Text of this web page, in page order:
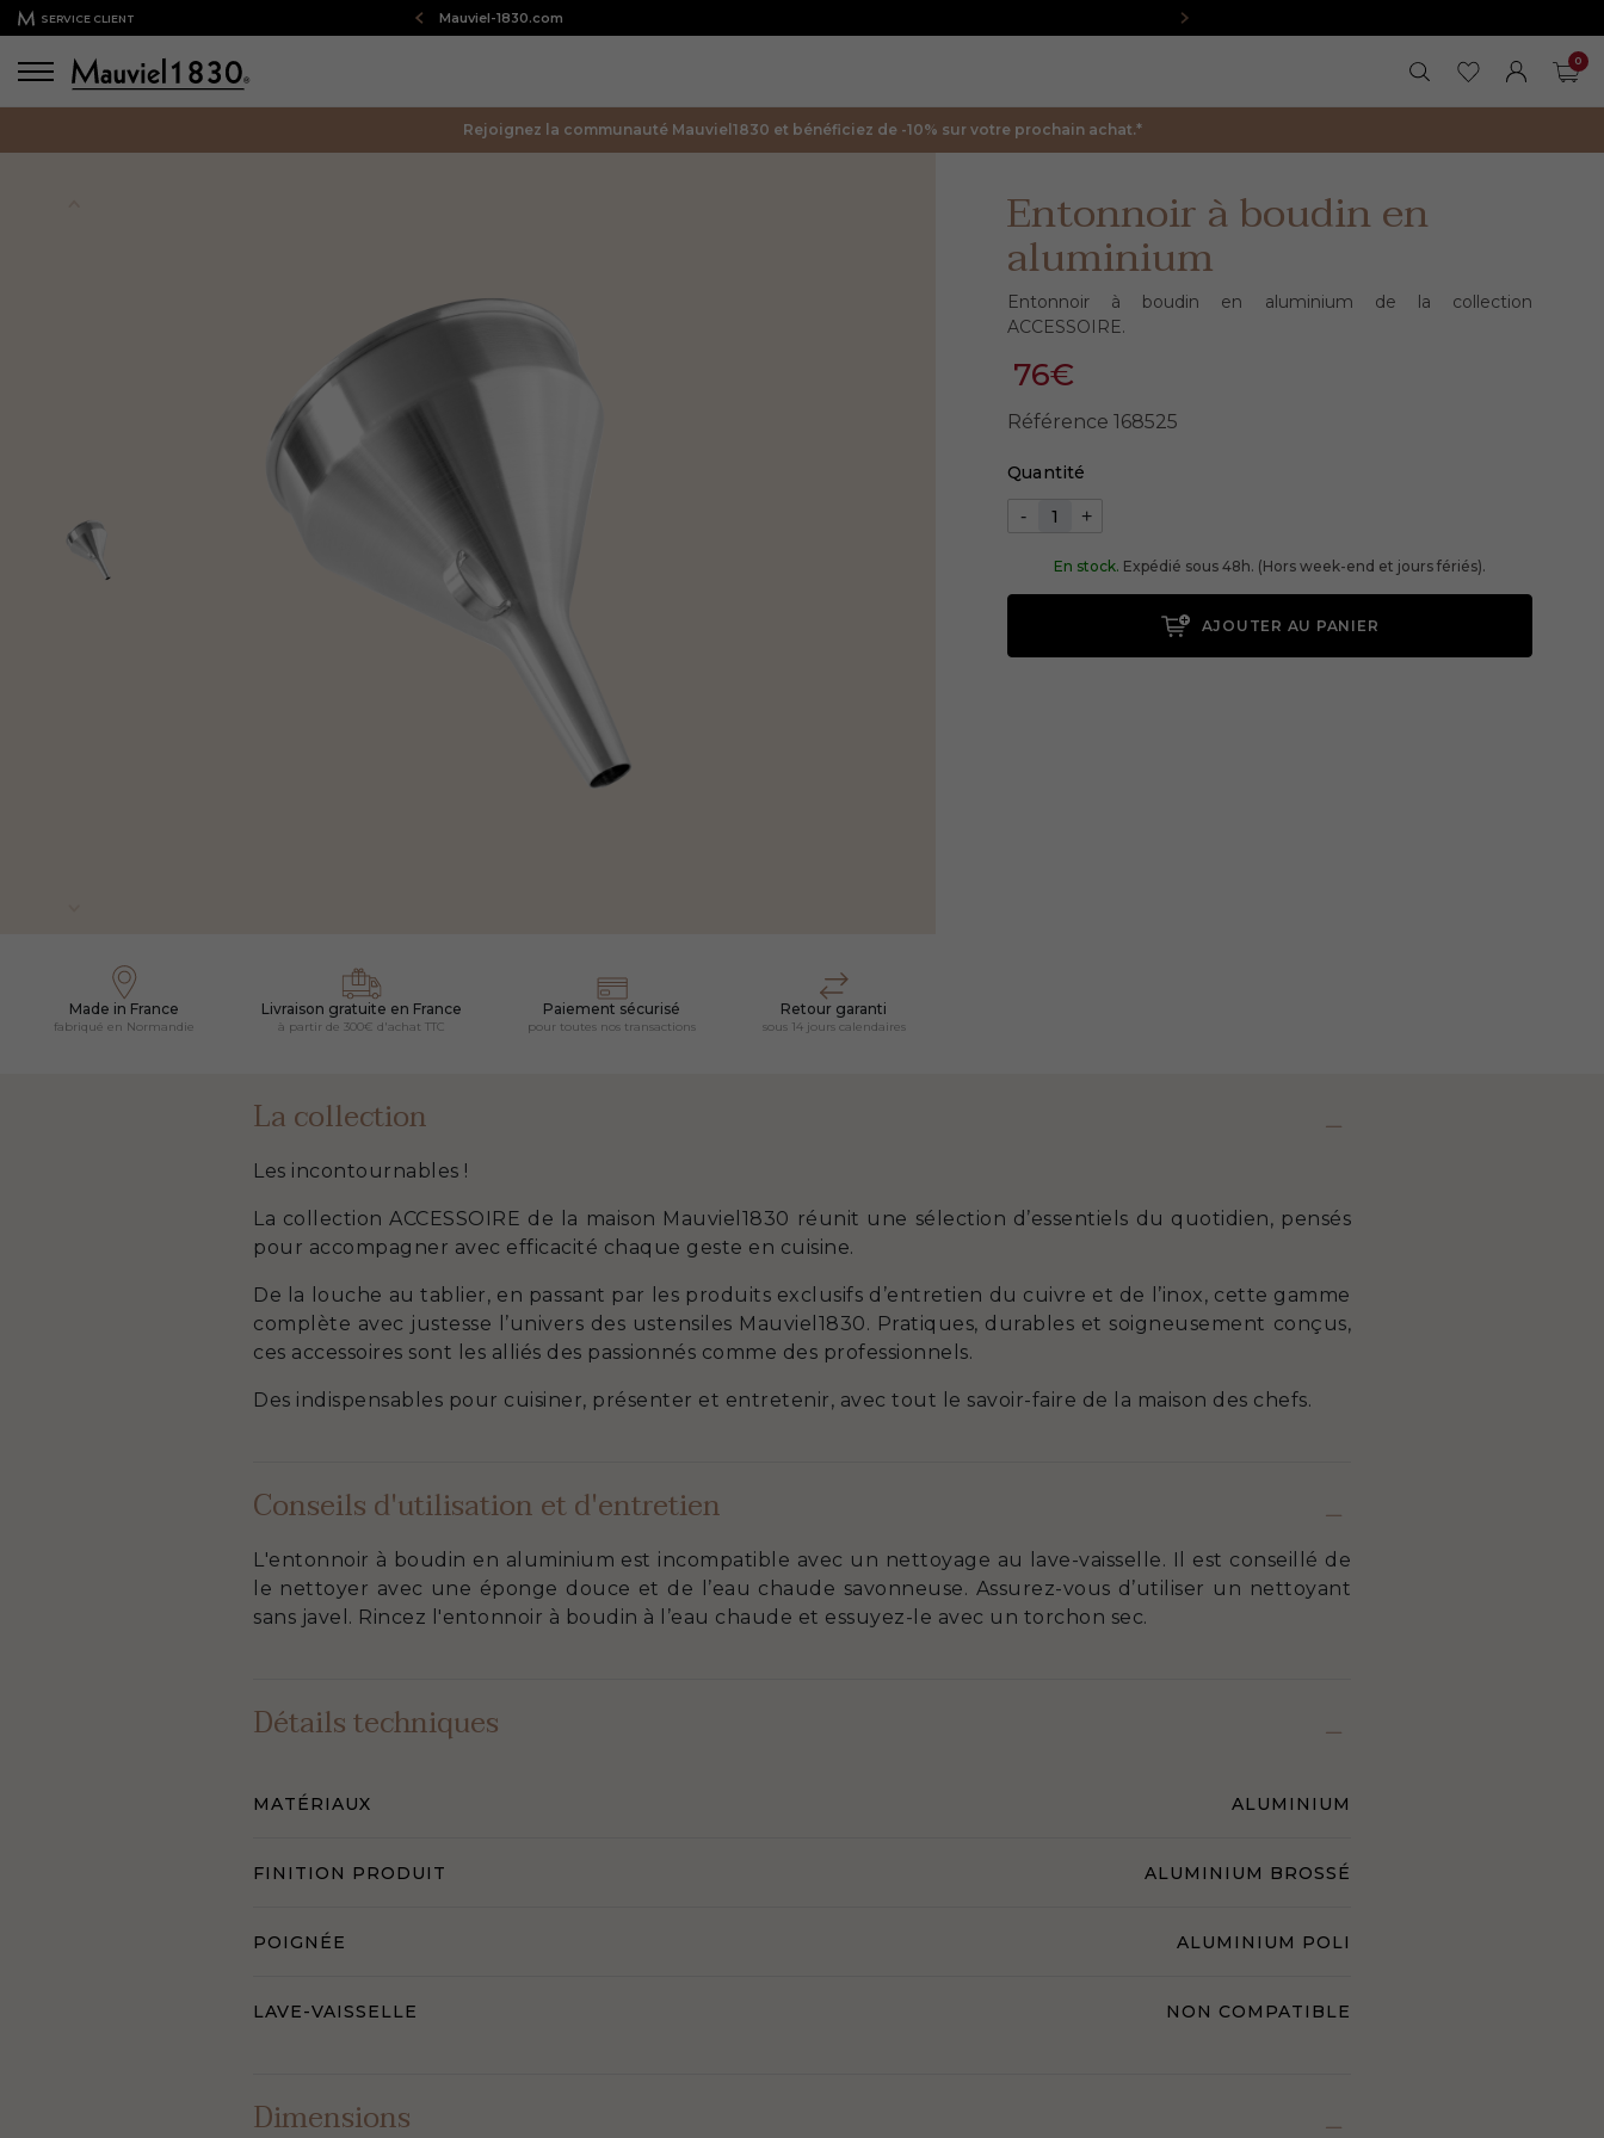
SERVICE CLIENT Bienvenue sur notre boutique en ligne : Mauviel-1830.com
FERMER LA
RECHERCHER
MES FAVORIS
MON
0
Rejoignez la communauté Mauviel1830 et bénéficiez de -10% sur votre prochain achat.*
Made in France
fabriqué en Normandie
Livraison gratuite en France
à partir de 300€ d'achat TTC
Paiement sécurisé
pour toutes nos transactions
Retour garanti
sous 14 jours calendaires
Entonnoir à boudin en
aluminium
Entonnoir à boudin en aluminium de la collection
ACCESSOIRE.
76€
Référence 168525
Quantité
- +
En stock. Expédié sous 48h. (Hors week-end et jours fériés).
AJOUTER AU PANIER
La collection
Les incontournables !
La collection ACCESSOIRE de la maison Mauviel1830 réunit une sélection d’essentiels du quotidien, pensés
pour accompagner avec efficacité chaque geste en cuisine.
De la louche au tablier, en passant par les produits exclusifs d’entretien du cuivre et de l’inox, cette gamme
complète avec justesse l’univers des ustensiles Mauviel1830. Pratiques, durables et soigneusement conçus,
ces accessoires sont les alliés des passionnés comme des professionnels.
Des indispensables pour cuisiner, présenter et entretenir, avec tout le savoir-faire de la maison des chefs.
Conseils d'utilisation et d'entretien
L'entonnoir à boudin en aluminium est incompatible avec un nettoyage au lave-vaisselle. Il est conseillé de
le nettoyer avec une éponge douce et de l’eau chaude savonneuse. Assurez-vous d’utiliser un nettoyant
sans javel. Rincez l'entonnoir à boudin à l’eau chaude et essuyez-le avec un torchon sec.
Détails techniques
MATÉRIAUX ALUMINIUM
FINITION PRODUIT ALUMINIUM BROSSÉ
POIGNÉE ALUMINIUM POLI
LAVE-VAISSELLE NON COMPATIBLE
Dimensions